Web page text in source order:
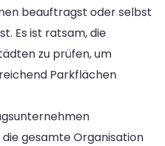
beauftragst oder selbst
Es ist ratsam, die
zu prüfen, um
Parkflächen
gesamte Organisation